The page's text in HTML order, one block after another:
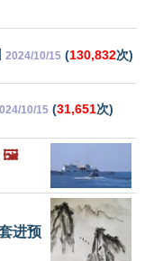
2024/10/15 (130,832次)
10/15 (31,651次)
🖼️
进预